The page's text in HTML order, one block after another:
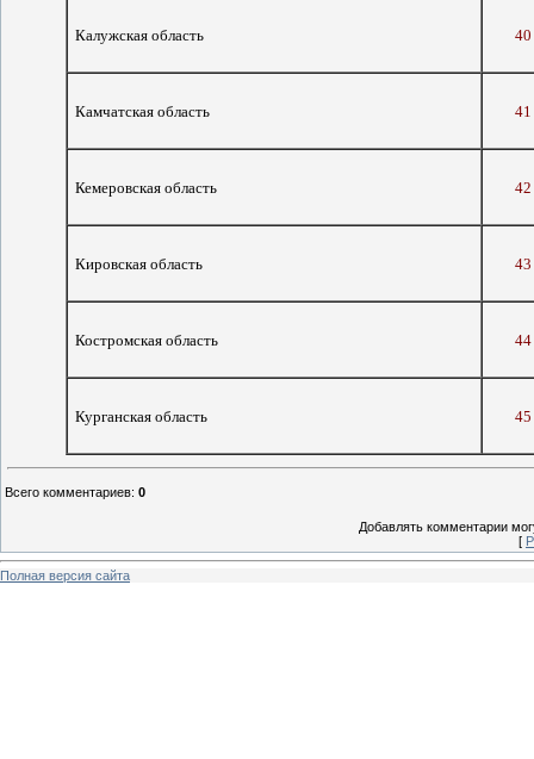
Калужская область 40
Камчатская область 41
Кемеровская область 42
Кировская область 43
Костромская область 44
Курганская область 45
Всего комментариев: 0
Добавлять комментарии
[
Полная версия сайта